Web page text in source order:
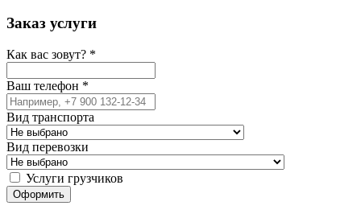
Заказ услуги
Как вас зовут? *
Ваш телефон *
Вид транспорта
Вид перевозки
Услуги грузчиков